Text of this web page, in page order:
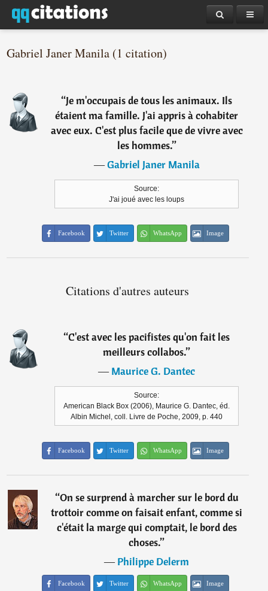
Gabriel Janer Manila (1 citation)
“Je m'occupais de tous les animaux. Ils
étaient ma famille. J'ai appris à cohabiter
avec eux. C'est plus facile que de vivre avec
les hommes.”
―Gabriel Janer Manila
Source:
J'ai joué avec les loups
Facebook Twitter WhatsApp Image
Citations d'autres auteurs
“C'est avec les pacifistes qu'on fait les
meilleurs collabos.”
―Maurice G. Dantec
Source:
American Black Box (2006), Maurice G. Dantec, éd.
Albin Michel, coll. Livre de Poche, 2009, p. 440
Facebook Twitter WhatsApp Image
“On se surprend à marcher sur le bord du
trottoir comme on faisait enfant, comme si
c'était la marge qui comptait, le bord des
choses.”
―Philippe Delerm
Facebook Twitter WhatsApp Image